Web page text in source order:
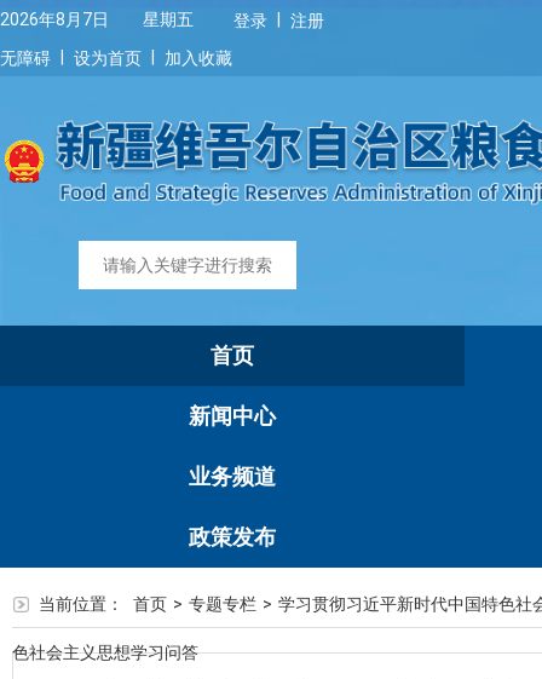
2026年8月7日 星期五 登录
注册
无障碍
设为首页 加入收藏
首页
新闻中心
业务频道
政策发布
当前位置： 首页 > 专题专栏 > 学习贯彻习近平新时代中国特色社
色社会主义思想学习问答